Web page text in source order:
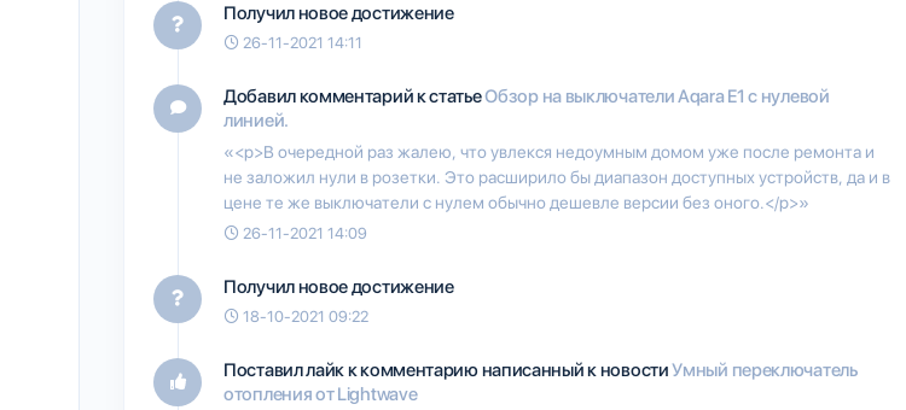
Получил новое достижение
26-11-2021 14:11
Добавил комментарий к статьеОбзор на выключатели Aqara E1 с нулевой
линией.
«<p>В очередной раз жалею, что увлекся недоумным домом уже после ремонта и
не заложил нули в розетки. Это расширило бы диапазон доступных устройств, да и в
цене те же выключатели с нулем обычно дешевле версии без оного.</p>»
26-11-2021 14:09
Получил новое достижение
18-10-2021 09:22
Поставил лайк к комментарию написанный к новостиУмный переключатель
отопления от Lightwave